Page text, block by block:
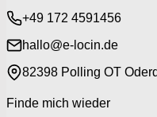
+49 172 4591456
hallo@e-locin.de
82398 Polling OT
Finde mich wieder